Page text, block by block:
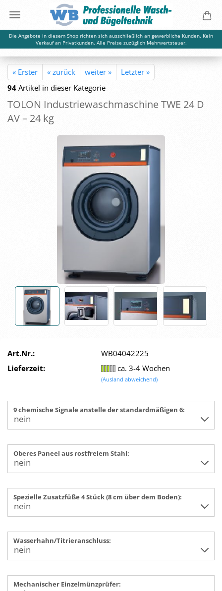
Die Angebote in diesem Shop richten sich ausschließlich an gewerbliche Kunden. Kein
Verkauf an Privatkunden. Alle Preise zuzüglich Mehrwertsteuer.
« Erster « zurück weiter »
Letzter »
94 Artikel in dieser Kategorie
TOLON In­dus­trie­wasch­ma­schi­ne TWE 24 D
AV – 24 kg
Art.Nr.:
WB04042225
Lieferzeit:
ca. 3-4 Wochen
(Ausland abweichend)
9 chemische Signale anstelle der standardmäßigen 6:
Oberes Paneel aus rostfreiem Stahl:
Spezielle Zusatzfüße 4 Stück (8 cm über dem Boden):
Wasserhahn/Titrieranschluss:
Mechanischer Einzelmünzprüfer: